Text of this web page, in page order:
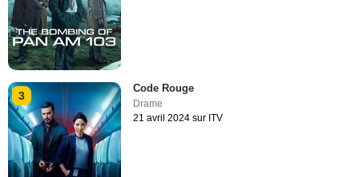
3
Code Rouge
Drame
21 avril 2024 sur ITV